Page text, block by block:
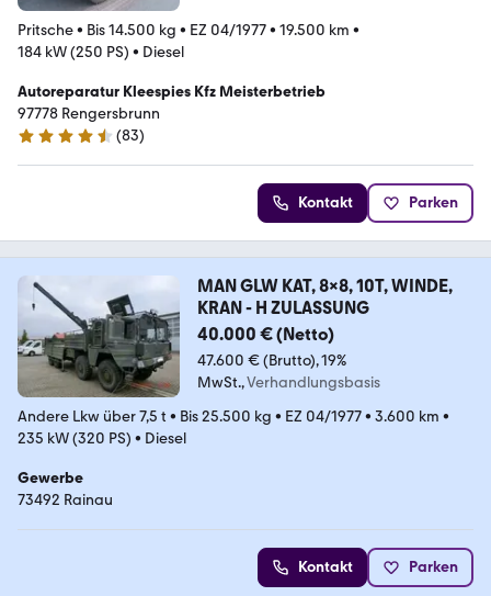
Pritsche• Bis 14.500 kg • EZ 04/1977• 19.500 km •
184 kW (250 PS) • Diesel
Autoreparatur Kleespies Kfz Meisterbetrieb
97778 Rengersbrunn
4.6 Sterne
(83)
Kontakt Parken
MAN GLW KAT, 8x8, 10T, WINDE,
KRAN - H ZULASSUNG
40.000 € (Netto)
47.600 € (Brutto) 19%
MwSt. Verhandlungsbasis
Andere Lkw über 7,5 t • Bis 25.500 kg • EZ 04/1977• 3.600 km •
235 kW (320 PS) • Diesel
Gewerbe
73492 Rainau
Kontakt Parken